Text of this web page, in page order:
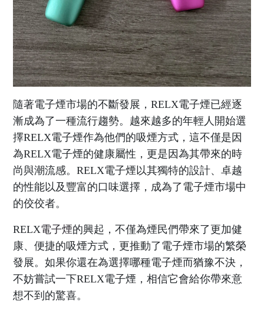
隨著電子煙市場的不斷發展，RELX電子煙已經逐
漸成為了一種流行趨勢。越來越多的年輕人開始選
擇RELX電子煙作為他們的吸煙方式，這不僅是因
為RELX電子煙的健康屬性，更是因為其帶來的時
尚與潮流感。RELX電子煙以其獨特的設計、卓越
的性能以及豐富的口味選擇，成為了電子煙市場中
的佼佼者。
RELX電子煙的興起，不僅為煙民們帶來了更加健
康、便捷的吸煙方式，更推動了電子煙市場的繁榮
發展。如果你還在為選擇哪種電子煙而猶豫不決，
不妨嘗試一下RELX電子煙，相信它會給你帶來意
想不到的驚喜。